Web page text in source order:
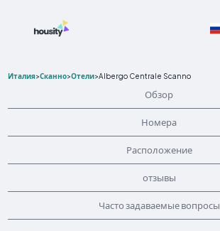
Италия>Сканно>Отели>Albergo Centrale Scanno
Обзор
Номера
Расположение
отзывы
Часто задаваемые вопросы